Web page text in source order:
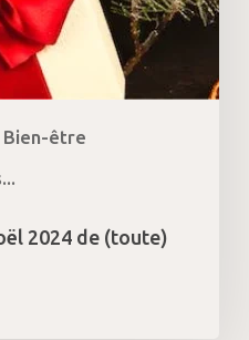
Bien-être
2024 de (toute)